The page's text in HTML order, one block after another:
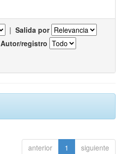
| Salida por
Autor/registro
anterior 1 siguiente